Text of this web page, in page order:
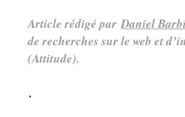
Article rédigé parDaniel
de recherches sur le web et
(Attitude).
.